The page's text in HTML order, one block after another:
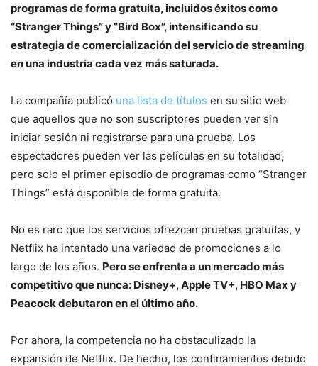
programas de forma gratuita, incluidos éxitos como
“Stranger Things” y “Bird Box”, intensificando su
estrategia de comercialización del servicio de streaming
en una industria cada vez más saturada.
La compañía publicó una lista de títulos en su sitio web
que aquellos que no son suscriptores pueden ver sin
iniciar sesión ni registrarse para una prueba. Los
espectadores pueden ver las películas en su totalidad,
pero solo el primer episodio de programas como “Stranger
Things” está disponible de forma gratuita.
No es raro que los servicios ofrezcan pruebas gratuitas, y
Netflix ha intentado una variedad de promociones a lo
largo de los años. Pero se enfrenta a un mercado más
competitivo que nunca: Disney+, Apple TV+, HBO Max y
Peacock debutaron en el último año.
Por ahora, la competencia no ha obstaculizado la
expansión de Netflix. De hecho, los confinamientos debido